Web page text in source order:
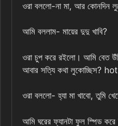
ওরা বললো-না মা, আর কোনদিন
আমি বললাম- মায়ের দুদু খাবি?
ওরা চুপ করে রইলো। আমি বেত
আবার সত্যি কথা লুকোচ্ছিস?
ওরা বললো- হ্যা মা খাবো, তুমি
আমি ঘরের ফ্যানটা ফুল স্পিড করে